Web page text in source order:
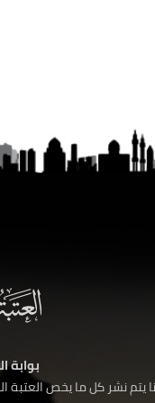
بوابة
يتم نشر كل ما يخص العتبة